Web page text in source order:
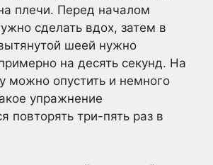
плечи. Перед началом
сделать вдох, затем в
шеей нужно
на десять секунд. На
можно опустить и немного
упражнение
повторять три-пять раз в